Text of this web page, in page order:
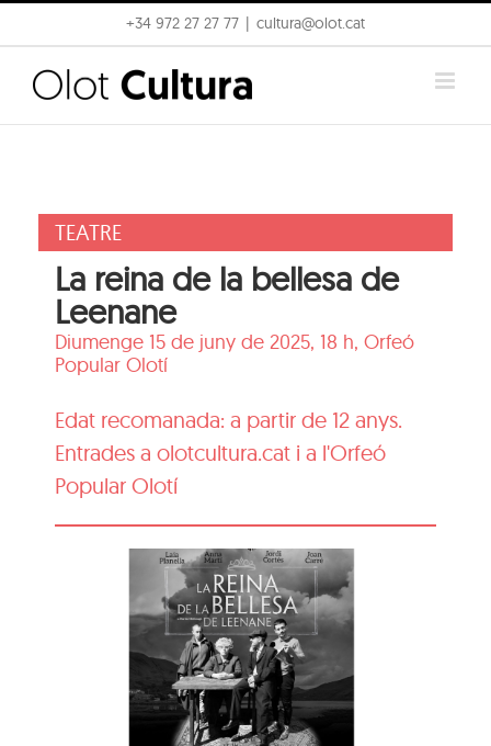
to
content
+34 972 27 27 77 cultura@olot.cat
TEATRE
La reina de la bellesa de
Leenane
Diumenge 15 de juny de 2025, 18 h, Orfeó
Popular Olotí
Edat recomanada: a partir de 12 anys.
Entrades a olotcultura.cat i a l'Orfeó
Popular Olotí